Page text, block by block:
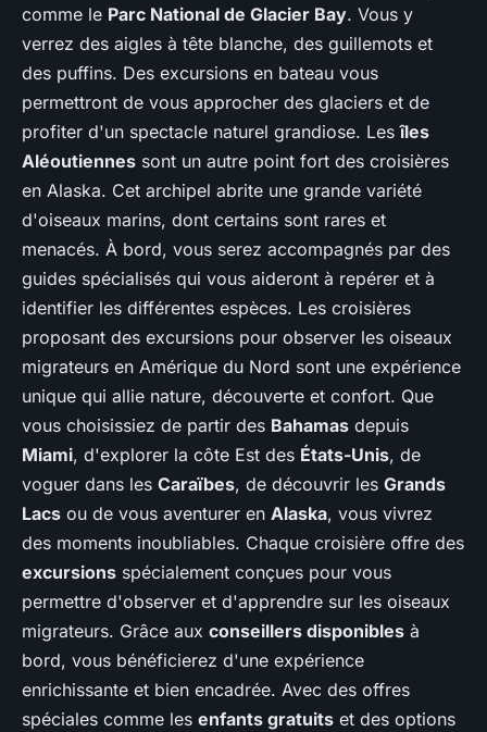
comme le Parc National de Glacier Bay. Vous y
verrez des aigles à tête blanche, des guillemots et
des puffins. Des excursions en bateau vous
permettront de vous approcher des glaciers et de
profiter d'un spectacle naturel grandiose. Lesîles
Aléoutiennes sont un autre point fort des croisières
en Alaska. Cet archipel abrite une grande variété
d'oiseaux marins, dont certains sont rares et
menacés. À bord, vous serez accompagnés par des
guides spécialisés qui vous aideront à repérer et à
identifier les différentes espèces. Les croisières
proposant des excursions pour observer les oiseaux
migrateurs en Amérique du Nord sont une expérience
unique qui allie nature, découverte et confort. Que
vous choisissiez de partir des Bahamas depuis
Miami, d'explorer la côte Est des États-Unis, de
voguer dans les Caraïbes, de découvrir les Grands
Lacs ou de vous aventurer en Alaska, vous vivrez
des moments inoubliables. Chaque croisière offre des
excursions spécialement conçues pour vous
permettre d'observer et d'apprendre sur les oiseaux
migrateurs. Grâce aux conseillers disponibles à
bord, vous bénéficierez d'une expérience
enrichissante et bien encadrée. Avec des offres
spéciales comme les enfants gratuits et des options